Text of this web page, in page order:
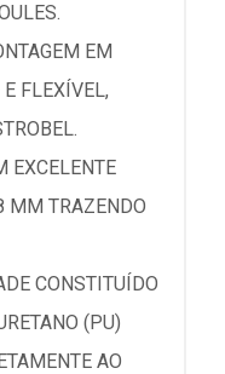
EM
FLEXÍVEL,
EXCELENTE
MM TRAZENDO
CONSTITUÍDO
(PU)
AO